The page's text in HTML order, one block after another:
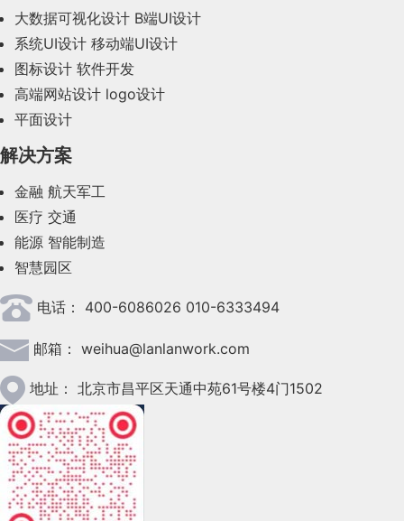
2023年10月(14)
2023年8月(88)
2023年7月(62)
2023年6月(58)
2023年5月(28)
2023年4月(47)
2023年3月(37)
2023年2月(90)
2023年1月(78)
2022年12月(45)
2022年11月(69)
2022年10月(51)
大数据可视化设计 B端UI设计
系统UI设计 移动端UI设计
图标设计 软件开发
高端网站设计 logo设计
平面设计
解决方案
金融 航天军工
医疗 交通
能源 智能制造
智慧园区
电话： 400-6086026 010-6333494
邮箱： weihua@lanlanwork.com
地址： 北京市昌平区天通中苑61号楼4门1502